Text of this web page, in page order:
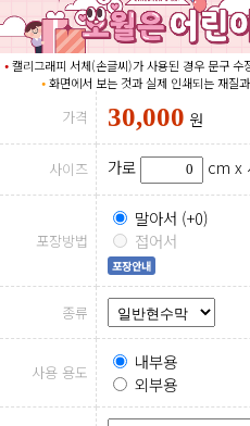
⦁캘리그래피 서체(손글씨)가 사용된 경우 문구 수
⦁화면에서 보는 것과 실제 인쇄되는 재질
가격 30,000 원
사이즈 가로 cm x
포장방법
말아서 (+0)
접어서
포장안내
종류
사용 용도
내부용
외부용